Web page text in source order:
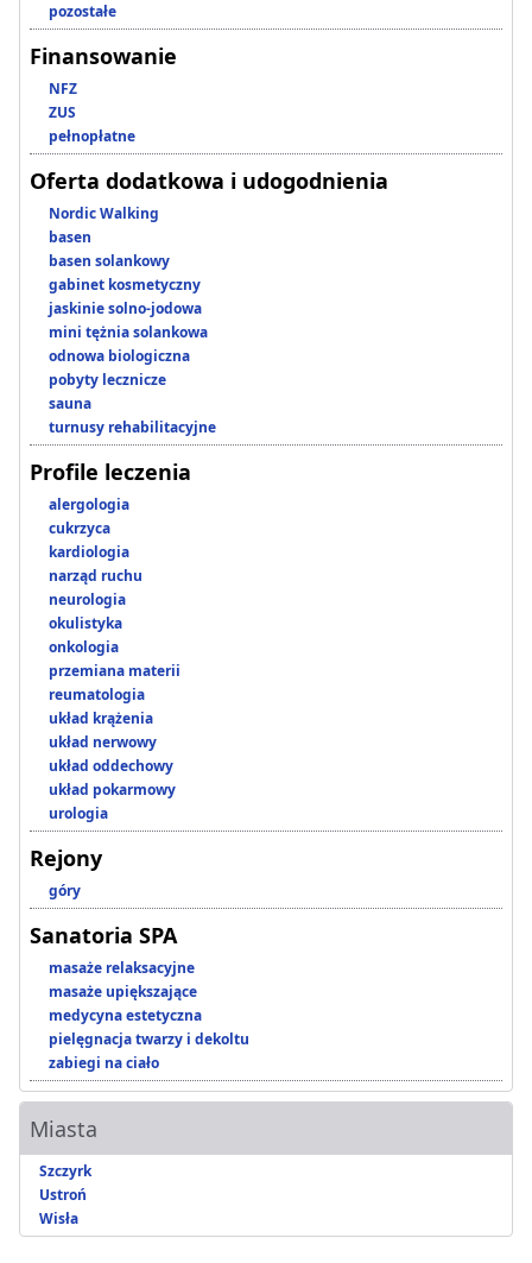
pozostałe
Finansowanie
NFZ
ZUS
pełnopłatne
Oferta dodatkowa i udogodnienia
Nordic Walking
basen
basen solankowy
gabinet kosmetyczny
jaskinie solno-jodowa
mini tężnia solankowa
odnowa biologiczna
pobyty lecznicze
sauna
turnusy rehabilitacyjne
Profile leczenia
alergologia
cukrzyca
kardiologia
narząd ruchu
neurologia
okulistyka
onkologia
przemiana materii
reumatologia
układ krążenia
układ nerwowy
układ oddechowy
układ pokarmowy
urologia
Rejony
góry
Sanatoria SPA
masaże relaksacyjne
masaże upiększające
medycyna estetyczna
pielęgnacja twarzy i dekoltu
zabiegi na ciało
Miasta
Szczyrk
Ustroń
Wisła